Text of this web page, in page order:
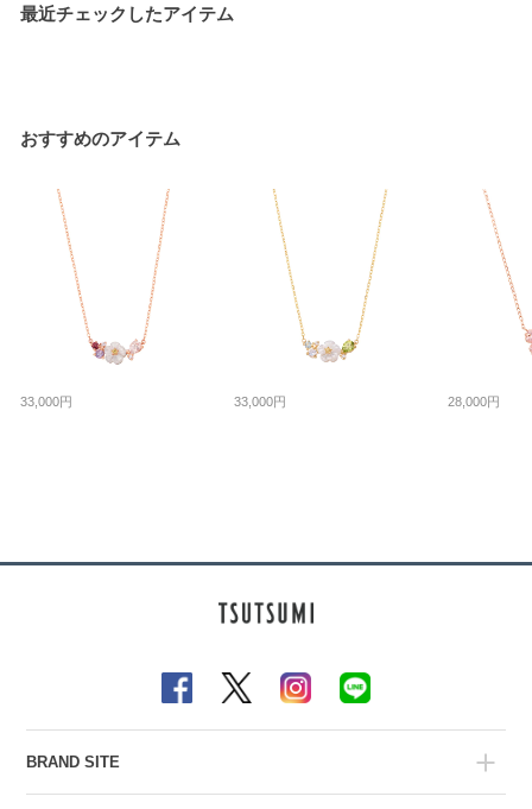
最近チェックしたアイテム
おすすめのアイテム
33,000円 33,000円 28,000円
BRAND SITE